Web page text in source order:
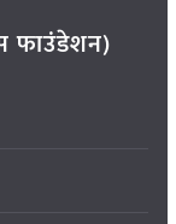
फाउंडेशन)